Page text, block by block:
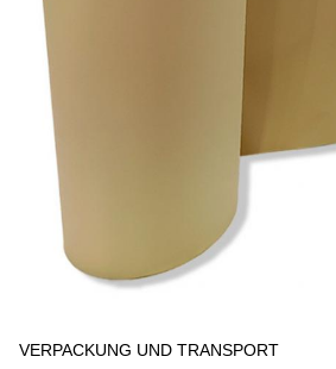
VERPACKUNG UND TRANSPORT